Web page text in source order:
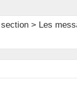
> Les